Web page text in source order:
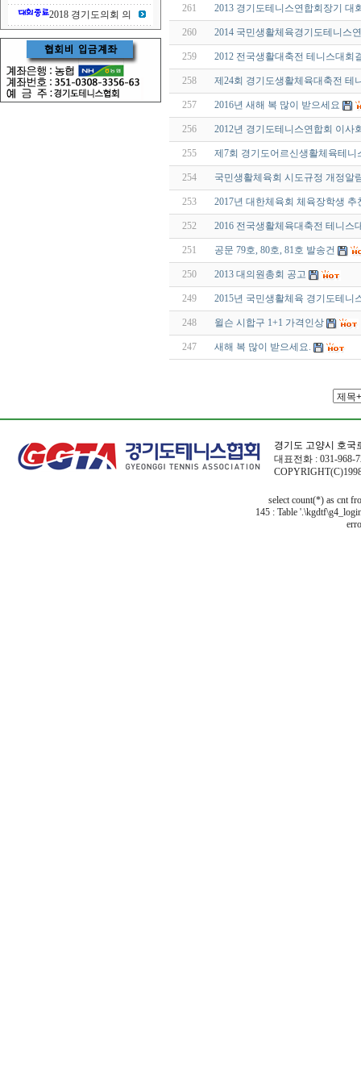
2018 경기도의회 의
261 2013 경기도테니스연합회장기 대
260 2014 국민생활체육경기도테니스
259 2012 전국생활대축전 테니스대회
258 제24회 경기도생활체육대축전 테
257 2016년 새해 복 많이 받으세요
256 2012년 경기도테니스연합회 이사
255 제7회 경기도어르신생활체육테니
254 국민생활체육회 시도규정 개정알
253 2017년 대한체육회 체육장학생 추
252 2016 전국생활체육대축전 테니스
251 공문 79호, 80호, 81호 발송건
250 2013 대의원총회 공고
249 2015년 국민생활체육 경기도테니
248 윌슨 시합구 1+1 가격인상
247 새해 복 많이 받으세요.
경기도 고양시 호국
대표전화 : 031-968-
select count(*) as cnt
145 : Table